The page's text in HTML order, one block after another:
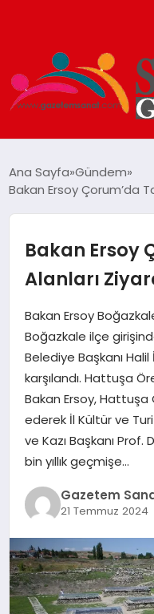
TEKNOLOJI
SIYASET
SPOR
YAŞAM
EKONOMI
SAĞLIK
DÜNYA
EĞITIM
Ana Sayfa Gündem
Bakan Ersoy Çorum’da
Bakan Ersoy
Alanları
Bakan Ersoy
Boğazkale ilçe
Belediye Başkanı
karşılandı. Hattuşa
Bakan Ersoy, Hattuşa
ederek İl Kültür ve
ve Kazı Başkanı Prof.
bin yıllık geçmişe…
Gazetem
21 Temmuz 2024